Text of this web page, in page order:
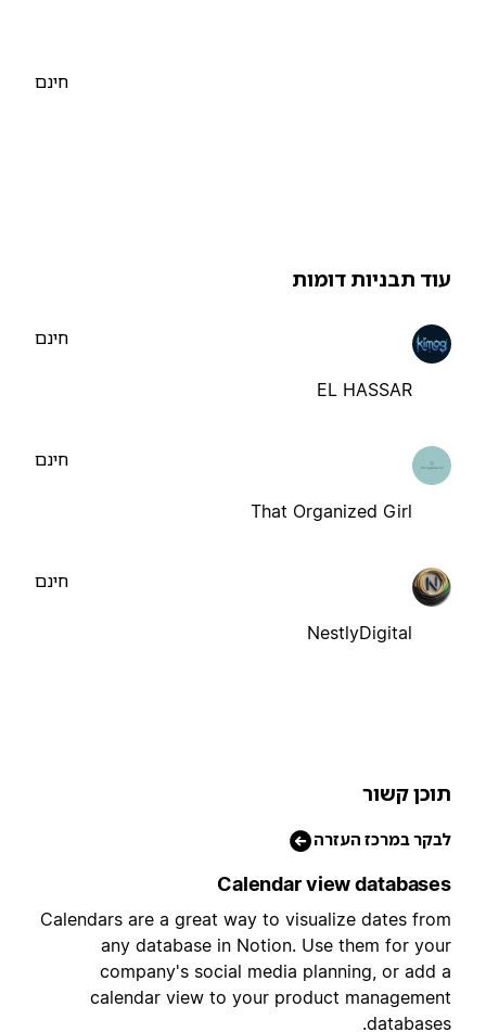
תבניות דומות
EL HASSAR
That Organized Girl
NestlyDigital
קשור
במרכז העזרה
Calendar view
Calendars are a great way to visualize dates
any database in Notion. Use them for
company's social media planning, or add
calendar view to your product